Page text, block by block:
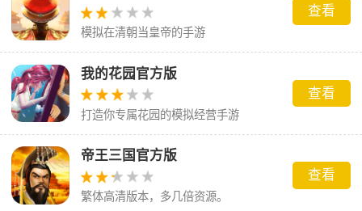
模拟在清朝当皇帝的手游
查看
我的花园官方版
打造你专属花园的模拟经营手游
查看
帝王三国官方版
繁体高清版本，多几倍资源。
查看